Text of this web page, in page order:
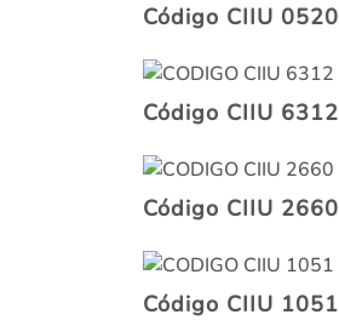
Código CIIU 0520
Código CIIU 6312
Código CIIU 2660
Código CIIU 1051